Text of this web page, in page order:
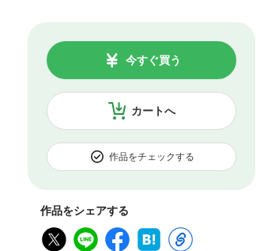
カートへ
今すぐ買う
作品をチェックする
作品をシェアする